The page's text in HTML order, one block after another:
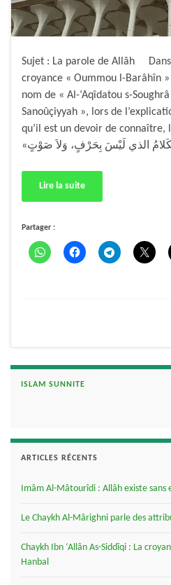
Sujet : La parole de Allâh
croyance « Oummou l-Barâhîn
nom de « Al-‘Aqîdatou s-
Sanoûçiyyah », lors de
qu’il est un devoir de connaître,
Lire la suite
Partager :
ISLAM SUNNITE
ARTICLES RÉCENTS
Imâm Al-Mâtourîdi : Allâh existe sans
Le Chaykh Al-Mârighni parle des
Chaykh Ibn ‘Allân As-Siddîqi : La
Hanbal